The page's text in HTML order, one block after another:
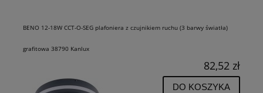
BENO 12-18W CCT-O-SEG plafoniera z czujnikiem ruchu (3 barwy światła)
grafitowa 38790 Kanlux
82,52 zł
DO KOSZYKA